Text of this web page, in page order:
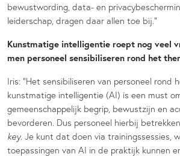
bewustwording, data- en
leiderschap, dragen daar allen toe bij.”
Kunstmatige intelligentie roept nog veel
men personeel sensibiliseren rond het
Iris: “Het sensibiliseren van personeel rond
kunstmatige intelligentie (AI) is een must
gemeenschappelijk begrip, bewustzijn en
bevorderen. Dus personeel hierbij
key. Je kunt dat doen via trainingssessies,
toepassingen van AI in de praktijk kunnen